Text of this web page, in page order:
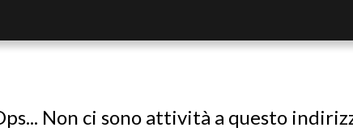
Non ci sono attività a questo